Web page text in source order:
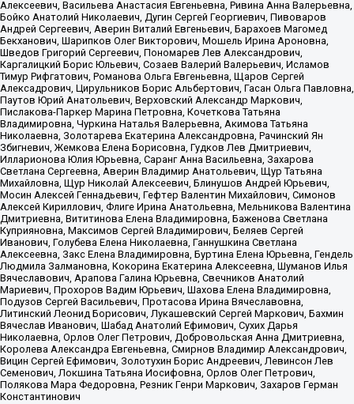
Алексеевич, Васильева Анастасия Евгеньевна, Ривина Анна Валерьевна,
Бойко Анатолий Николаевич, Дугин Сергей Георгиевич, Пивоваров
Андрей Сергеевич, Аверин Виталий Евгеньевич, Барахоев Магомед
Бекханович, Шарипков Олег Викторович, Мошель Ирина Ароновна,
Шведов Григорий Сергеевич, Пономарев Лев Александрович,
Каргалицкий Борис Юльевич, Созаев Валерий Валерьевич, Исламов
Тимур Рифгатович, Романова Ольга Евгеньевна, Щаров Сергей
Алексадрович, Цирульников Борис Альбертович, Гасан Ольга Павловна,
Паутов Юрий Анатольевич, Верховский Александр Маркович,
Пислакова-Паркер Марина Петровна, Кочеткова Татьяна
Владимировна, Чуркина Наталья Валерьевна, Акимова Татьяна
Николаевна, Золотарева Екатерина Александровна, Рачинский Ян
Збигневич, Жемкова Елена Борисовна, Гудков Лев Дмитриевич,
Илларионова Юлия Юрьевна, Саранг Анна Васильевна, Захарова
Светлана Сергеевна, Аверин Владимир Анатольевич, Щур Татьяна
Михайловна, Щур Николай Алексеевич, Блинушов Андрей Юрьевич,
Мосин Алексей Геннадьевич, Гефтер Валентин Михайлович, Симонов
Алексей Кириллович, Флиге Ирина Анатольевна, Мельникова Валентина
Дмитриевна, Вититинова Елена Владимировна, Баженова Светлана
Куприяновна, Максимов Сергей Владимирович, Беляев Сергей
Иванович, Голубева Елена Николаевна, Ганнушкина Светлана
Алексеевна, Закс Елена Владимировна, Буртина Елена Юрьевна, Гендель
Людмила Залмановна, Кокорина Екатерина Алексеевна, Шуманов Илья
Вячеславович, Арапова Галина Юрьевна, Свечников Анатолий
Мариевич, Прохоров Вадим Юрьевич, Шахова Елена Владимировна,
Подузов Сергей Васильевич, Протасова Ирина Вячеславовна,
Литинский Леонид Борисович, Лукашевский Сергей Маркович, Бахмин
Вячеслав Иванович, Шабад Анатолий Ефимович, Сухих Дарья
Николаевна, Орлов Олег Петрович, Добровольская Анна Дмитриевна,
Королева Александра Евгеньевна, Смирнов Владимир Александрович,
Вицин Сергей Ефимович, Золотухин Борис Андреевич, Левинсон Лев
Семенович, Локшина Татьяна Иосифовна, Орлов Олег Петрович,
Полякова Мара Федоровна, Резник Генри Маркович, Захаров Герман
Константинович